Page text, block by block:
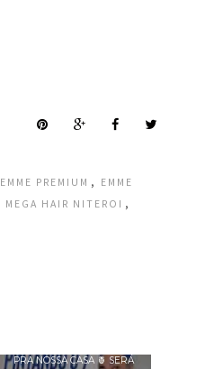
EMME PREMIUM ,
EMME
MEGA HAIR NITEROI ,
PRA NOSSA CASA 🍍 SERÁ